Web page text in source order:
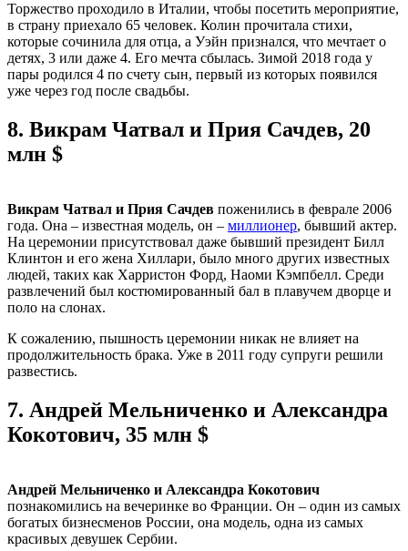
Торжество проходило в Италии, чтобы посетить мероприятие,
в страну приехало 65 человек. Колин прочитала стихи,
которые сочинила для отца, а Уэйн признался, что мечтает о
детях, 3 или даже 4. Его мечта сбылась. Зимой 2018 года у
пары родился 4 по счету сын, первый из которых появился
уже через год после свадьбы.
8. Викрам Чатвал и Прия Сачдев, 20
млн $
Викрам Чатвал и Прия Сачдев поженились в феврале 2006
года. Она – известная модель, он – миллионер, бывший актер.
На церемонии присутствовал даже бывший президент Билл
Клинтон и его жена Хиллари, было много других известных
людей, таких как Харристон Форд, Наоми Кэмпбелл. Среди
развлечений был костюмированный бал в плавучем дворце и
поло на слонах.
К сожалению, пышность церемонии никак не влияет на
продолжительность брака. Уже в 2011 году супруги решили
развестись.
7. Андрей Мельниченко и Александра
Кокотович, 35 млн $
Андрей Мельниченко и Александра Кокотович
познакомились на вечеринке во Франции. Он – один из самых
богатых бизнесменов России, она модель, одна из самых
красивых девушек Сербии.